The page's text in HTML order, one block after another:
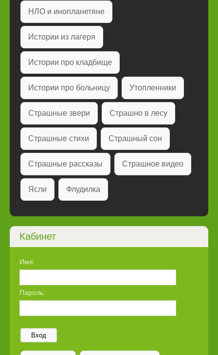
НЛО и инопланетяне
Истории из лагеря
Истории про кладбище
Истории про больницу Утопленники
Страшные звери Страшно в лесу
Страшные стихи Страшный сон
Страшные рассказы Страшное видео
Ясли Флудилка
Кабинет
Имя:
Пароль:
Вход